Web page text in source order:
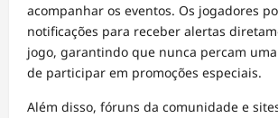
acompanhar os eventos. Os jogadores
notificações para receber alertas
jogo, garantindo que nunca percam
de participar em promoções especiais.
Além disso, fóruns da comunidade e